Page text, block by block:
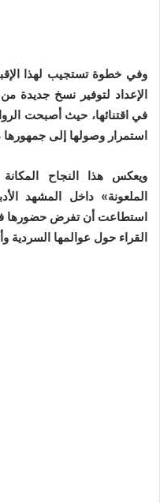
وفي خطوة تستجيب لهذا
الإعداد لتوفير نسخ جديدة من
في اقتنائها، حيث أصبحت
استمرار وصولها إلى
ويعكس هذا النجاح
الملعونة» داخل المشهد
استطاعت أن تفرض حضورها
القراء حول عوالمها السردية